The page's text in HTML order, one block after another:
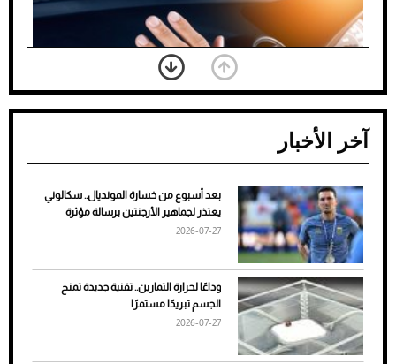
ضعف تبريد مكيف السيارة عند الوقوف.. أشهر
الأسباب والحلول
آخر الأخبار
بعد أسبوع من خسارة المونديال.. سكالوني
يعتذر لجماهير الأرجنتين برسالة مؤثرة
2026-07-27
وداعًا لحرارة التمارين.. تقنية جديدة تمنح
الجسم تبريدًا مستمرًا
2026-07-27